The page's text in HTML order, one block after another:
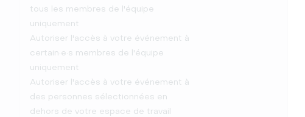
tous les membres de l'équipe
uniquement
Autoriser l'accès à votre événement à
certain·e·s membres de l'équipe
uniquement
Autoriser l'accès à votre événement à
des personnes sélectionnées en
dehors de votre espace de travail